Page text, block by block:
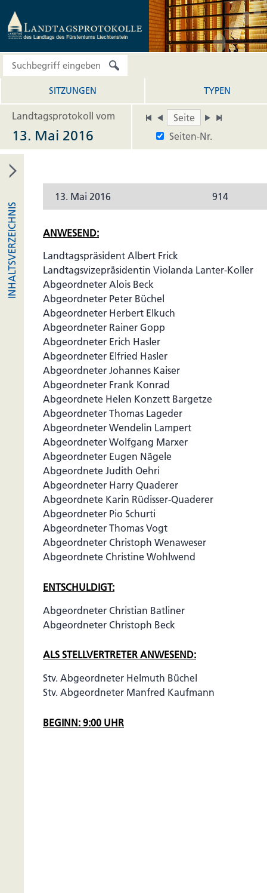
SITZUNGEN TYPEN
Landtagsprotokoll vom
Seiten-Nr.
13. Mai 2016
INHALTSVERZEICHNIS
13. Mai 2016 914
ANWESEND:
Landtagspräsident Albert Frick
Landtagsvizepräsidentin Violanda Lanter-Koller
Abgeordneter Alois Beck
Abgeordneter Peter Büchel
Abgeordneter Herbert Elkuch
Abgeordneter Rainer Gopp
Abgeordneter Erich Hasler
Abgeordneter Elfried Hasler
Abgeordneter Johannes Kaiser
Abgeordneter Frank Konrad
Abgeordnete Helen Konzett Bargetze
Abgeordneter Thomas Lageder
Abgeordneter Wendelin Lampert
Abgeordneter Wolfgang Marxer
Abgeordneter Eugen Nägele
Abgeordnete Judith Oehri
Abgeordneter Harry Quaderer
Abgeordnete Karin Rüdisser-Quaderer
Abgeordneter Pio Schurti
Abgeordneter Thomas Vogt
Abgeordneter Christoph Wenaweser
Abgeordnete Christine Wohlwend
ENTSCHULDIGT:
Abgeordneter Christian Batliner
Abgeordneter Christoph Beck
ALS STELLVERTRETER ANWESEND:
Stv. Abgeordneter Helmuth Büchel
Stv. Abgeordneter Manfred Kaufmann
BEGINN: 9:00 UHR